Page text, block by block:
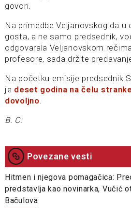
govori.
Na primedbe Veljanovskog da
gosta, a ne samo predsednik,
odgovarala Veljanovskom
profesore, sada držite
Na početku emisije predsednik
je deset godina na čelu
dovoljno
B. C:
Povezane vesti
Hitmen i njegova pomagačica:
predstavlja kao novinarka, Vučić
Bačulova